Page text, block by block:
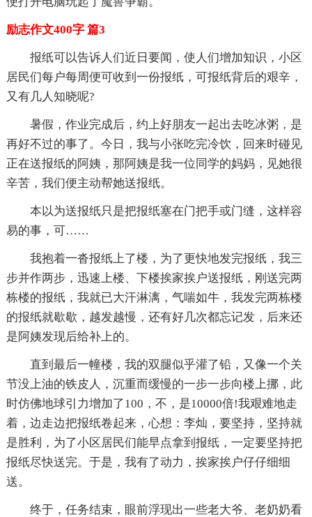
励志作文400字 篇3
报纸可以告诉人们近日要闻，使人们增加知识，小区
居民们每户每周便可收到一份报纸，可报纸背后的艰辛，
又有几人知晓呢?
暑假，作业完成后，约上好朋友一起出去吃冰粥，是
再好不过的事了。今日，我与小张吃完冷饮，回来时碰见
正在送报纸的阿姨，那阿姨是我一位同学的妈妈，见她很
辛苦，我们便主动帮她送报纸。
本以为送报纸只是把报纸塞在门把手或门缝，这样容
易的事，可……
我抱着一沓报纸上了楼，为了更快地发完报纸，我三
步并作两步，迅速上楼、下楼挨家挨户送报纸，刚送完两
栋楼的报纸，我就已大汗淋漓，气喘如牛，我发完两栋楼
的报纸就歇歇，越发越慢，还有好几次都忘记发，后来还
是阿姨发现后给补上的。
直到最后一幢楼，我的双腿似乎灌了铅，又像一个关
节没上油的铁皮人，沉重而缓慢的一步一步向楼上挪，此
时仿佛地球引力增加了100，不，是10000倍!我艰难地走
着，边走边把报纸卷起来，心想：李灿，要坚持，坚持就
是胜利，为了小区居民们能早点拿到报纸，一定要坚持把
报纸尽快送完。于是，我有了动力，挨家挨户仔仔细细
送。
终于，任务结束，眼前浮现出一些老大爷、老奶奶看